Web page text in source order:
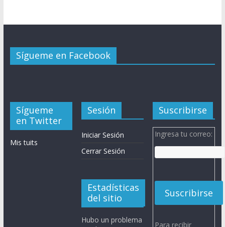
Sígueme en Facebook
Sígueme
en Twitter
Mis tuits
Sesión
Iniciar Sesión
Cerrar Sesión
Estadísticas
del sitio
Hubo un problema
Suscribirse
Ingresa tu correo:
Para recibir